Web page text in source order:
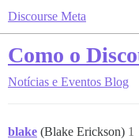
Discourse Meta
Como o
Notícias e Eventos Blog
blake (Blake Erickson) 1